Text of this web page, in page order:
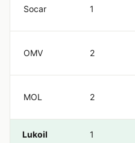
Socar 1
OMV 2
MOL 2
Lukoil 1